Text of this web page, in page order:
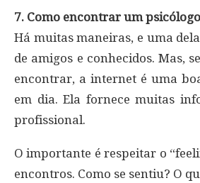
7. Como encontrar um
Há muitas maneiras, e uma
de amigos e conhecidos. Mas,
encontrar, a internet é uma
em dia. Ela fornece muitas
profissional.
O importante é respeitar o
encontros. Como se sentiu? O